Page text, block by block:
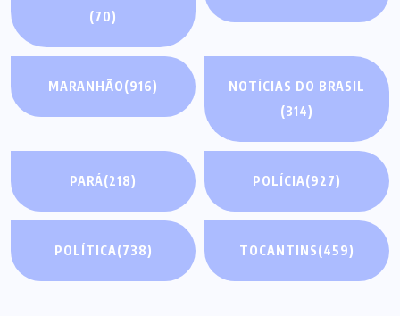
(70)
MARANHÃO(916)
NOTÍCIAS DO BRASIL
(314)
PARÁ(218) POLÍCIA(927)
POLÍTICA(738) TOCANTINS(459)